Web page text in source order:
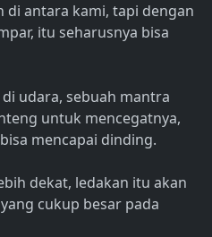
di antara kami, tapi dengan
itu seharusnya bisa
udara, sebuah mantra
untuk mencegatnya,
mencapai dinding.
dekat, ledakan itu akan
cukup besar pada